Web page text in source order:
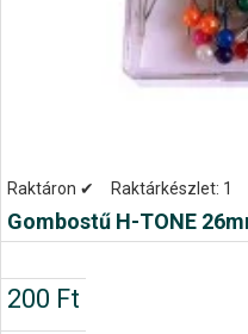
Raktáron ✔ Raktárkészlet: 1
Gombostű H-TONE
200 Ft